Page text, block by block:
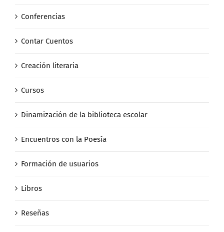
Conferencias
Contar Cuentos
Creación literaria
Cursos
Dinamización de la biblioteca escolar
Encuentros con la Poesía
Formación de usuarios
Libros
Reseñas